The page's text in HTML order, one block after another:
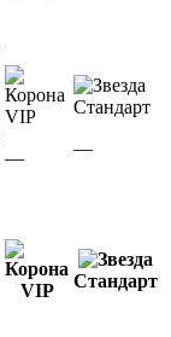
VIP
—
Стандарт
—
VIP Стандарт